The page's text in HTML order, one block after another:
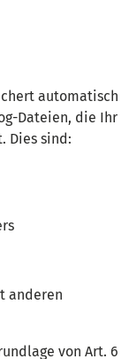
automatisch
Dateien, die Ihr
Dies sind:
anderen
von Art. 6